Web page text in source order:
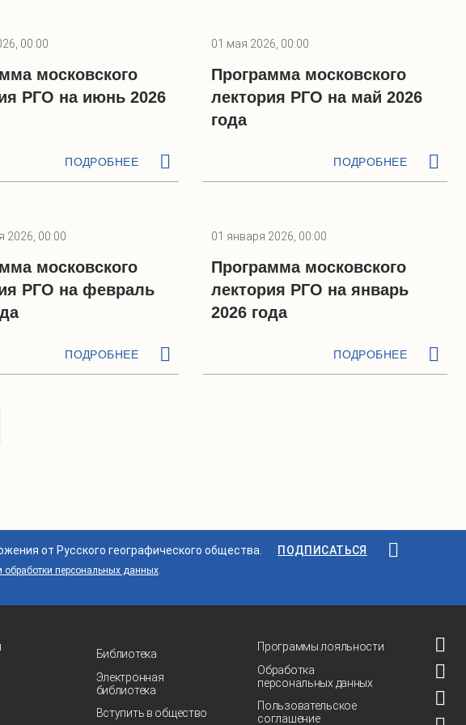
00:00
московского
РГО на июнь 2026
ПОДРОБНЕЕ
01 мая 2026, 00:00
Программа московского
лектория РГО на май 2026
года
ПОДРОБНЕЕ
2026, 00:00
московского
РГО на февраль
ПОДРОБНЕЕ
01 января 2026, 00:00
Программа московского
лектория РГО на январь
2026 года
ПОДРОБНЕЕ
от Русского географического общества. ПОДПИСАТЬСЯ
обработки персональных данных.
Библиотека
Электронная
библиотека
Вступить в общество
Программы лояльности
Обработка
персональных данных
Пользовательское
соглашение